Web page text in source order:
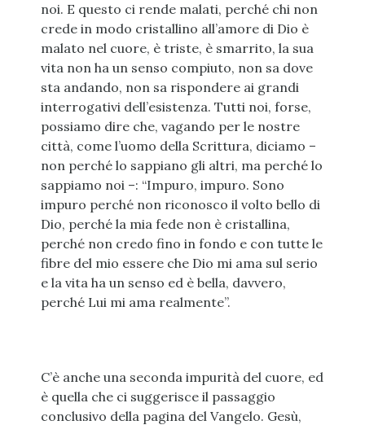
noi. E questo ci rende malati, perché chi non
crede in modo cristallino all’amore di Dio è
malato nel cuore, è triste, è smarrito, la sua
vita non ha un senso compiuto, non sa dove
sta andando, non sa rispondere ai grandi
interrogativi dell’esistenza. Tutti noi, forse,
possiamo dire che, vagando per le nostre
città, come l’uomo della Scrittura, diciamo –
non perché lo sappiano gli altri, ma perché lo
sappiamo noi –: “Impuro, impuro. Sono
impuro perché non riconosco il volto bello di
Dio, perché la mia fede non è cristallina,
perché non credo fino in fondo e con tutte le
fibre del mio essere che Dio mi ama sul serio
e la vita ha un senso ed è bella, davvero,
perché Lui mi ama realmente”.
C’è anche una seconda impurità del cuore, ed
è quella che ci suggerisce il passaggio
conclusivo della pagina del Vangelo. Gesù,